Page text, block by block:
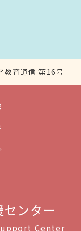
教育通信 第16号
ンター
Center